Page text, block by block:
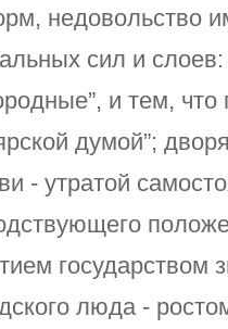
недовольство
сил и
и тем,
думой”;
- утратой
государством
люда -